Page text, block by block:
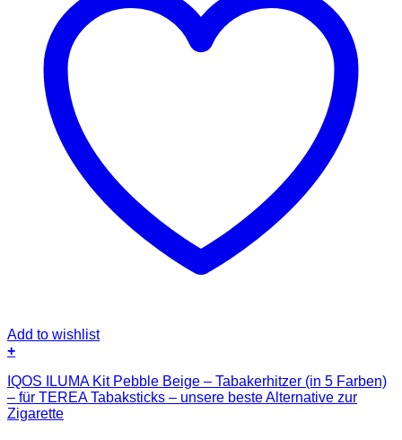
Add to wishlist
+
IQOS ILUMA Kit Pebble Beige – Tabakerhitzer (in 5 Farben)
– für TEREA Tabaksticks – unsere beste Alternative zur
Zigarette